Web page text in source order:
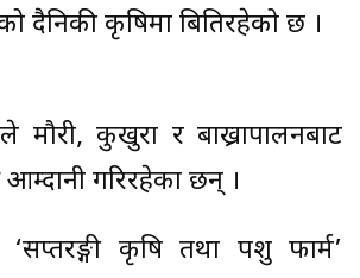
दैनिकी कृषिमा बितिरहेको छ ।
मौरी, कुखुरा र बाख्रापालनबाट
गरिरहेका छन् ।
कृषि तथा पशु फार्म’